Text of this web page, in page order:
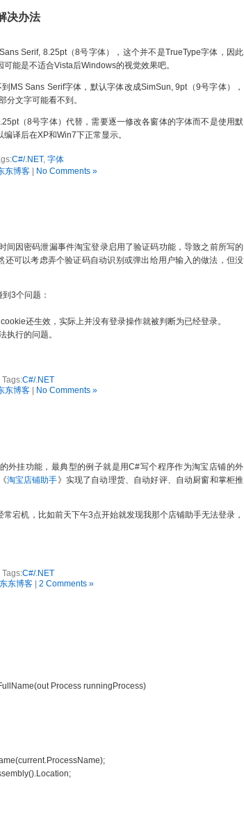
决办法
Serif, 8.25pt（8号字体），这个并不是TrueType字体，因此
能是不适合Vista后Windows的视觉效果吧。
MS Sans Serif字体，默认字体改成SimSun, 9pt（9号字体），
分文字可能看不到。
（8号字体）代替，需要逐一修改各窗体的字体而不是使用默
译后在XP和Win7下正常显示。
C#/.NET, 字体
东博客| No Comments »
间因密码泄漏事件淘宝登录启用了验证码功能，导致之前所写的
还可以考虑弄个验证码自动识别或弹出给用户输入的做法，但没
3个问题：
还生效，实际上并没有登录操作就被判断为已经登录。
执行的问题。
Tags:C#/.NET
东博客| No Comments »
外挂功能，最典型的例子就是用C#写个程序作为淘宝店铺的外
淘宝店铺助手》实现了自动理货、自动好评、自动厨窗和掌柜推
宕机，比如前天下午3点开始就发现我那个店铺助手无法登录，
Tags:C#/.NET
东东博客 | 2 Comments »
Process runningProcess)